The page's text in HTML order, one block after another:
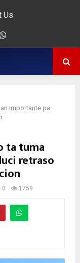
Us
importante pa
ta tuma
retraso
0 1759